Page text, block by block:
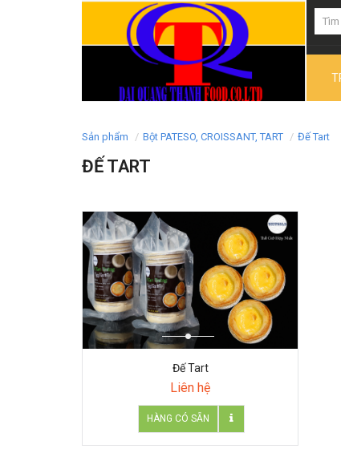
Sản phẩm Bột PATESO, CROISSANT, TART Đế Tart
ĐẾ TART
Đế Tart
Liên hệ